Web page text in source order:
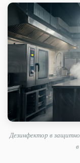
Дезинфектор в